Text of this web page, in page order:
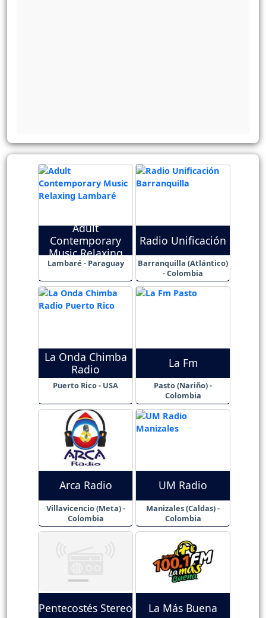
Adult
Contemporary
Music Relaxing
Lambaré - Paraguay
Radio Unificación
Barranquilla (Atlántico)
- Colombia
La Onda Chimba
Radio
Puerto Rico - USA
La Fm
Pasto (Nariño) -
Colombia
Arca Radio
Villavicencio (Meta) -
Colombia
UM Radio
Manizales (Caldas) -
Colombia
Pentecostés Stereo La Más Buena